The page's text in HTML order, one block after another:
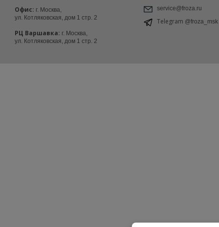
Офис: г. Москва,
ул. Котляковская, дом 1 стр. 2
РЦ Варшавка: г. Москва,
ул. Котляковская, дом 1 стр. 2
service@froza.ru
Telegram @froza_msk